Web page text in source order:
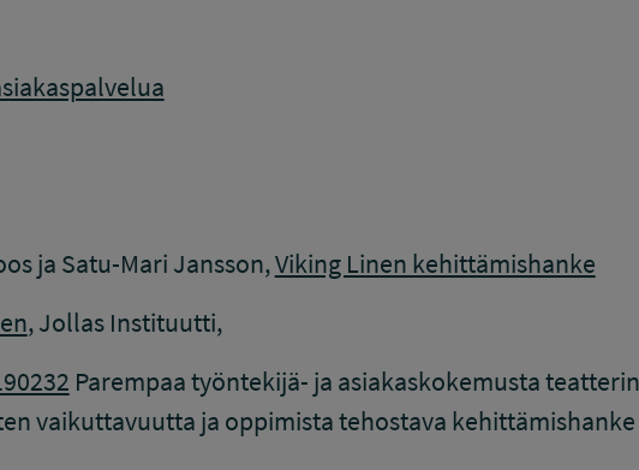
ja Satu-Mari Jansson,Viking Linen kehittämishanke
, Jollas Instituutti,
Parempaa työntekijä- ja asiakaskokemusta
vaikuttavuutta ja oppimista tehostava kehittämishanke